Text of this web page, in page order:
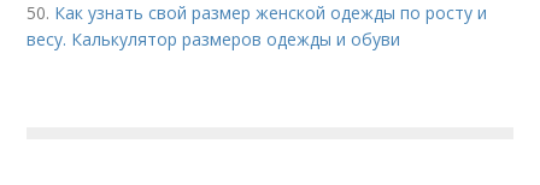
50. Как узнать свой размер женской одежды по росту и
весу. Калькулятор размеров одежды и обуви